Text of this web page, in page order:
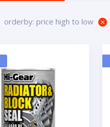
orderby: price high to low